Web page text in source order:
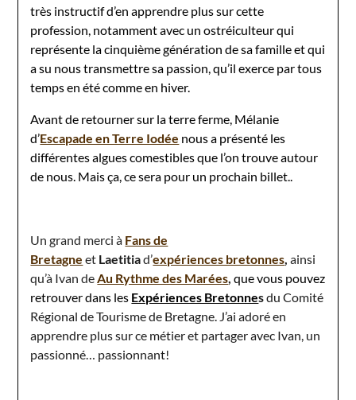
très instructif d’en apprendre plus sur cette
profession, notamment avec un ostréiculteur qui
représente la cinquième génération de sa famille et qui
a su nous transmettre sa passion, qu’il exerce par tous
temps en été comme en hiver.
Avant de retourner sur la terre ferme, Mélanie
d’Escapade en Terre Iodée nous a présenté les
différentes algues comestibles que l’on trouve autour
de nous. Mais ça, ce sera pour un prochain billet..
Un grand merci à Fans de
Bretagne et Laetitiad’expériences bretonnes ,ainsi
qu’à Ivan de Au Rythme des Marées ,que vous pouvez
retrouver dans les Expériences Bretonnesdu Comité
Régional de Tourisme de Bretagne. J’ai adoré en
apprendre plus sur ce métier et partager avec Ivan, un
passionné… passionnant!